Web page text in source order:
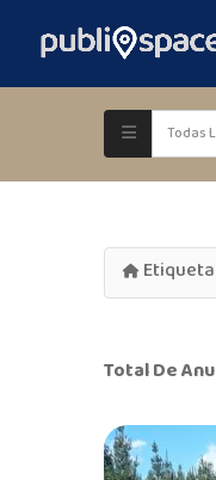
Total De